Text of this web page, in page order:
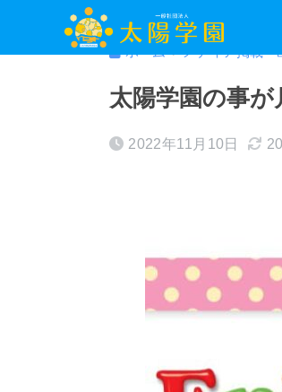
ホーム メディア掲載・
太陽学園の事
2022年11月10日